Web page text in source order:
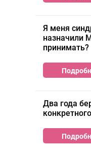
Я меня
назначили
принимать?
Два года